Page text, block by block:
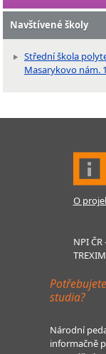
Navštívené školy
Střední škola
Masarykovo nám.
O
NPI
studia?
Národní
informačně